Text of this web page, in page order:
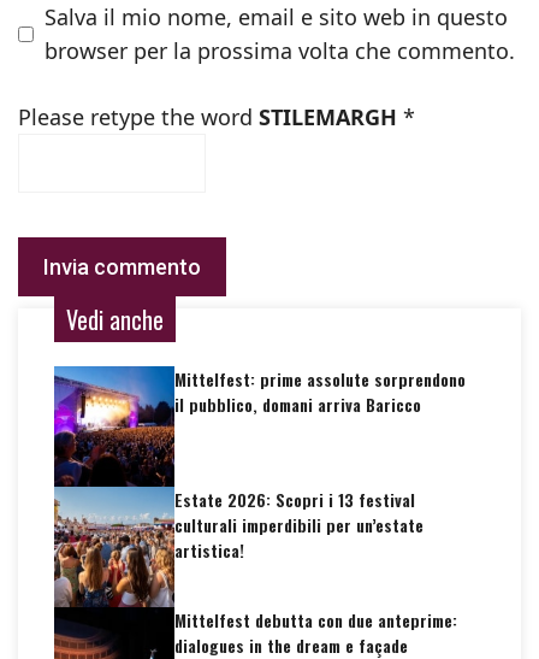
Salva il mio nome, email e sito web in questo
browser per la prossima volta che commento.
Please retype the word STILEMARGH *
Vedi anche
Mittelfest: prime assolute sorprendono
il pubblico, domani arriva Baricco
Estate 2026: Scopri i 13 festival
culturali imperdibili per un’estate
artistica!
Mittelfest debutta con due anteprime:
dialogues in the dream e façade